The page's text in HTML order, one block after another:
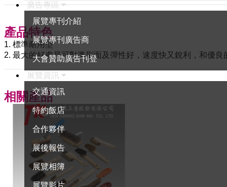
廣告專區
展覽專刊介紹
展覽專刊廣告商
大會贊助廣告刊登
展覽資訊
交通資訊
特約飯店
合作夥伴
展後報告
展覽相簿
展覽影片
產品特色
1. 標準耐用型
2. 最大的好處是可對準刷面及彈性好，速度快又銳利，和優良
相關產品